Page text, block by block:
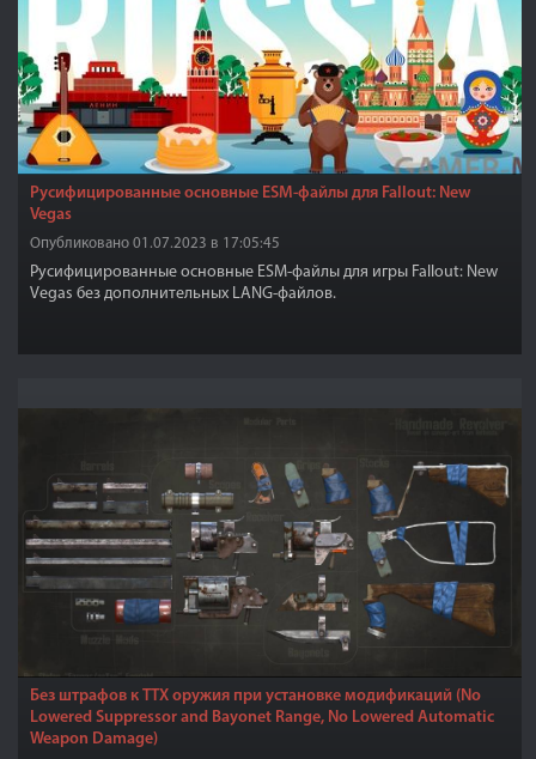
Русифицированные основные ESM-файлы для Fallout: New
Vegas
Опубликовано 01.07.2023 в 17:05:45
Русифицированные основные ESM-файлы для игры Fallout: New
Vegas без дополнительных LANG-файлов.
Без штрафов к ТТХ оружия при установке модификаций (No
Lowered Suppressor and Bayonet Range, No Lowered Automatic
Weapon Damage)